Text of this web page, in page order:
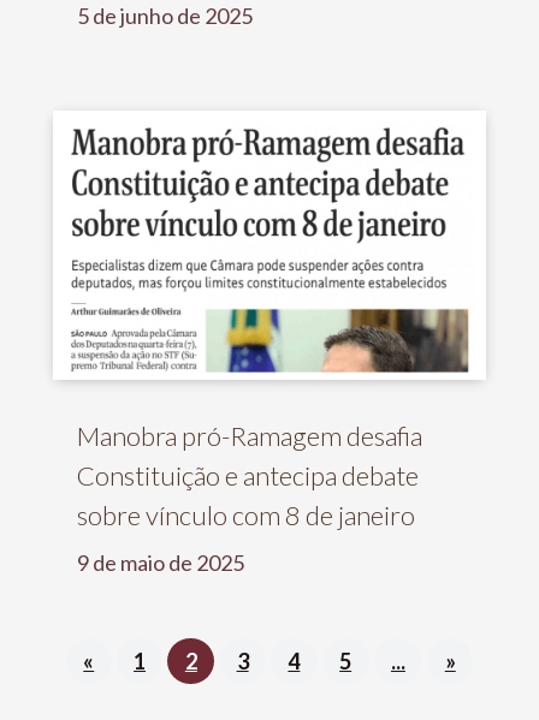
5 de junho de 2025
Manobra pró-Ramagem desafia
Constituição e antecipa debate
sobre vínculo com 8 de janeiro
9 de maio de 2025
« 1 2 3 4 5 ... »